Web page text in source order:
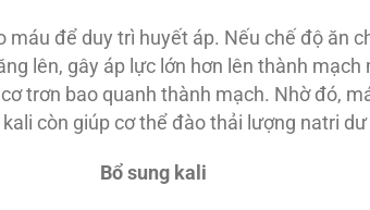
máu để duy trì huyết áp. Nếu chế độ ăn
lên, gây áp lực lớn hơn lên thành
trơn bao quanh thành mạch. Nhờ đó,
còn giúp cơ thể đào thải lượng natri
Bổ sung kali